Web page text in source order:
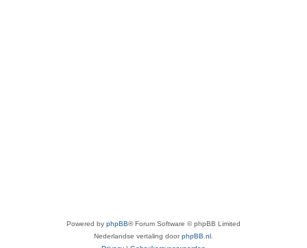
Powered by phpBB® Forum Software © phpBB Limited
Nederlandse vertaling doorphpBB.nl